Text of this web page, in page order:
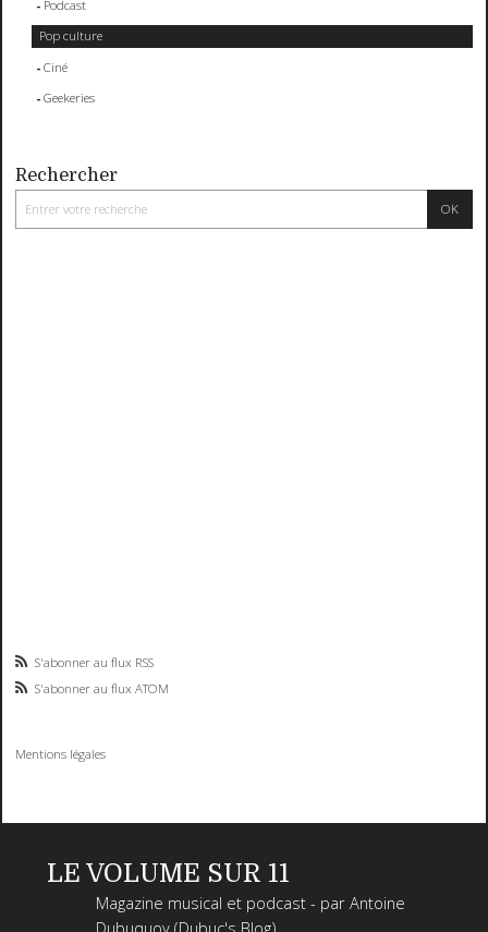
Podcast
Pop culture
Ciné
Geekeries
Rechercher
S'abonner au flux RSS
S'abonner au flux ATOM
Mentions légales
LE VOLUME SUR 11
Magazine musical et podcast - par Antoine